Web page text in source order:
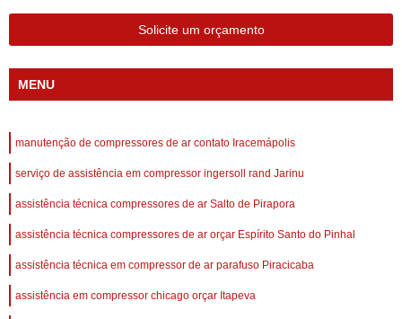
Solicite um orçamento
MENU
manutenção de compressores de ar contato Iracemápolis
serviço de assistência em compressor ingersoll rand Jarinu
assistência técnica compressores de ar Salto de Pirapora
assistência técnica compressores de ar orçar Espírito Santo do Pinhal
assistência técnica em compressor de ar parafuso Piracicaba
assistência em compressor chicago orçar Itapeva